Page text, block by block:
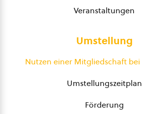
Veranstaltungen
Umstellung
Nutzen einer Mitgliedschaft bei
Umstellungszeitplan
Förderung